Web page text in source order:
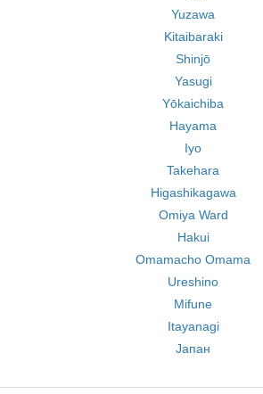
Yuzawa
Kitaibaraki
Shinjō
Yasugi
Yōkaichiba
Hayama
Iyo
Takehara
Higashikagawa
Omiya Ward
Hakui
Omamacho Omama
Ureshino
Mifune
Itayanagi
Јапан